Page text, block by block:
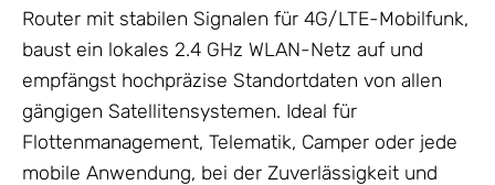
Router mit stabilen Signalen für 4G/LTE-Mobilfunk,
baust ein lokales 2.4 GHz WLAN-Netz auf und
empfängst hochpräzise Standortdaten von allen
gängigen Satellitensystemen. Ideal für
Flottenmanagement, Telematik, Camper oder jede
mobile Anwendung, bei der Zuverlässigkeit und